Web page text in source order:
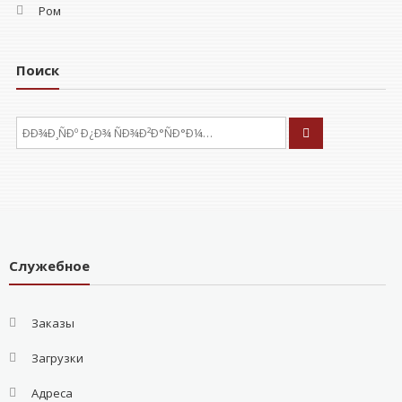
Ром
Поиск
ÐÑÐºÐ°ÑÑ:
Служебное
Заказы
Загрузки
Адреса